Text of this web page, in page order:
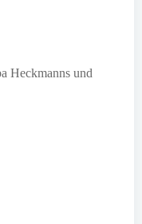
Heckmanns und